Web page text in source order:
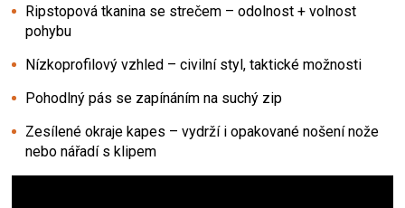
Ripstopová tkanina se strečem – odolnost + volnost
pohybu
Nízkoprofilový vzhled – civilní styl, taktické možnosti
Pohodlný pás se zapínáním na suchý zip
Zesílené okraje kapes – vydrží i opakované nošení nože
nebo nářadí s klipem